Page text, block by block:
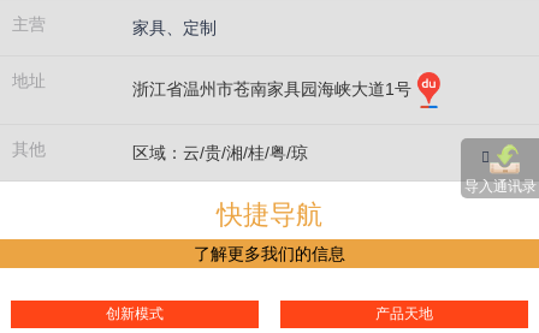
导入通讯录
主营 家具、定制
地址 浙江省温州市苍南家具园海峡大道1号
其他 区域：云/贵/湘/桂/粤/琼
快捷导航
了解更多我们的信息
创新模式 产品天地